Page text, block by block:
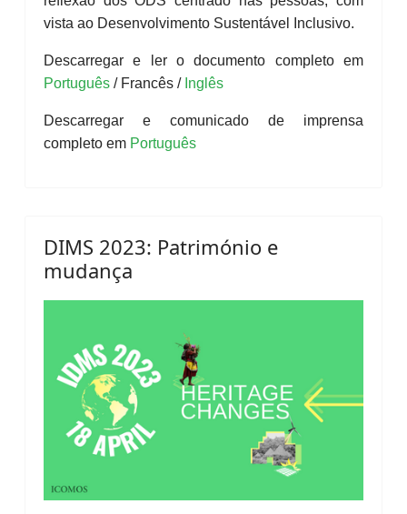
vista ao Desenvolvimento Sustentável Inclusivo.
Descarregar e ler o documento completo em
Português / Francês / Inglês
Descarregar e comunicado de imprensa
completo em Português
DIMS 2023: Património e
mudança